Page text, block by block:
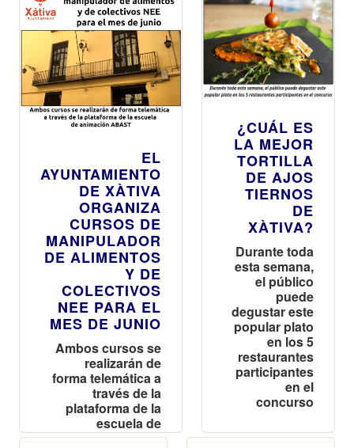
EL
AYUNTAMIENTO
DE XÀTIVA
ORGANIZA
CURSOS DE
MANIPULADOR
DE ALIMENTOS
Y DE
COLECTIVOS
NEE PARA EL
MES DE JUNIO
Ambos cursos se
realizarán de
forma telemática a
través de la
plataforma de la
escuela de
animación ABAST
¿CUÁL ES
LA MEJOR
TORTILLA
DE AJOS
TIERNOS
DE
XÀTIVA?
Durante toda
esta semana,
el público
puede
degustar este
popular plato
en los 5
restaurantes
participantes
en el
concurso